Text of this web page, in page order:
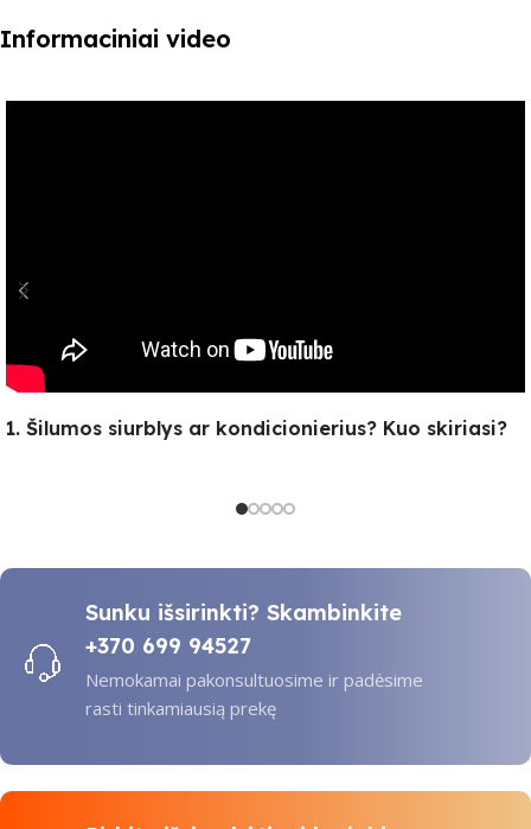
Informaciniai video
1. Šilumos siurblys ar kondicionierius? Kuo skiriasi?
Sunku išsirinkti? Skambinkite
+370 699 94527
Nemokamai pakonsultuosime ir padėsime
rasti tinkamiausią prekę